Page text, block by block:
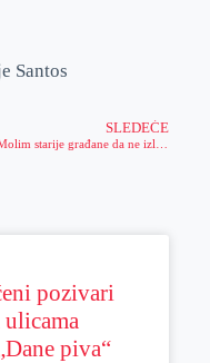
Santos
SLEDEĆE
pozivari
piva“